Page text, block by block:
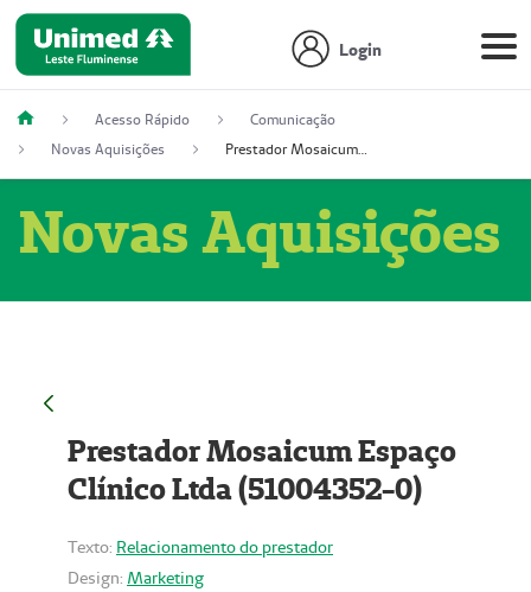
Login
Acesso Rápido
Comunicação
Novas Aquisições
Prestador Mosaicum Espaço Clínico Ltda (51004352-0)
Novas Aquisições
Prestador Mosaicum Espaço
Clínico Ltda (51004352-0)
Texto: Relacionamento do prestador
Design: Marketing